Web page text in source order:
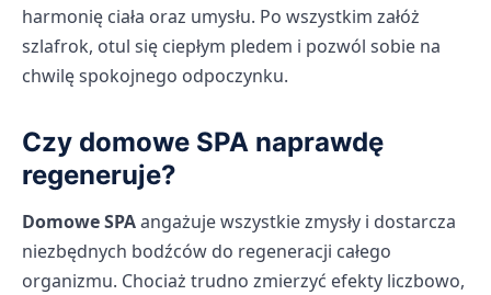
harmonię ciała oraz umysłu. Po wszystkim załóż
szlafrok, otul się ciepłym pledem i pozwól sobie na
chwilę spokojnego odpoczynku.
Czy domowe SPA naprawdę
regeneruje?
Domowe SPAangażuje wszystkie zmysły i dostarcza
niezbędnych bodźców do regeneracji całego
organizmu. Chociaż trudno zmierzyć efekty liczbowo,